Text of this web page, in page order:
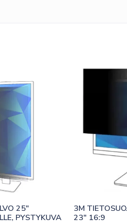
25″
PYSTYKUVA
3M
23″ 16:9